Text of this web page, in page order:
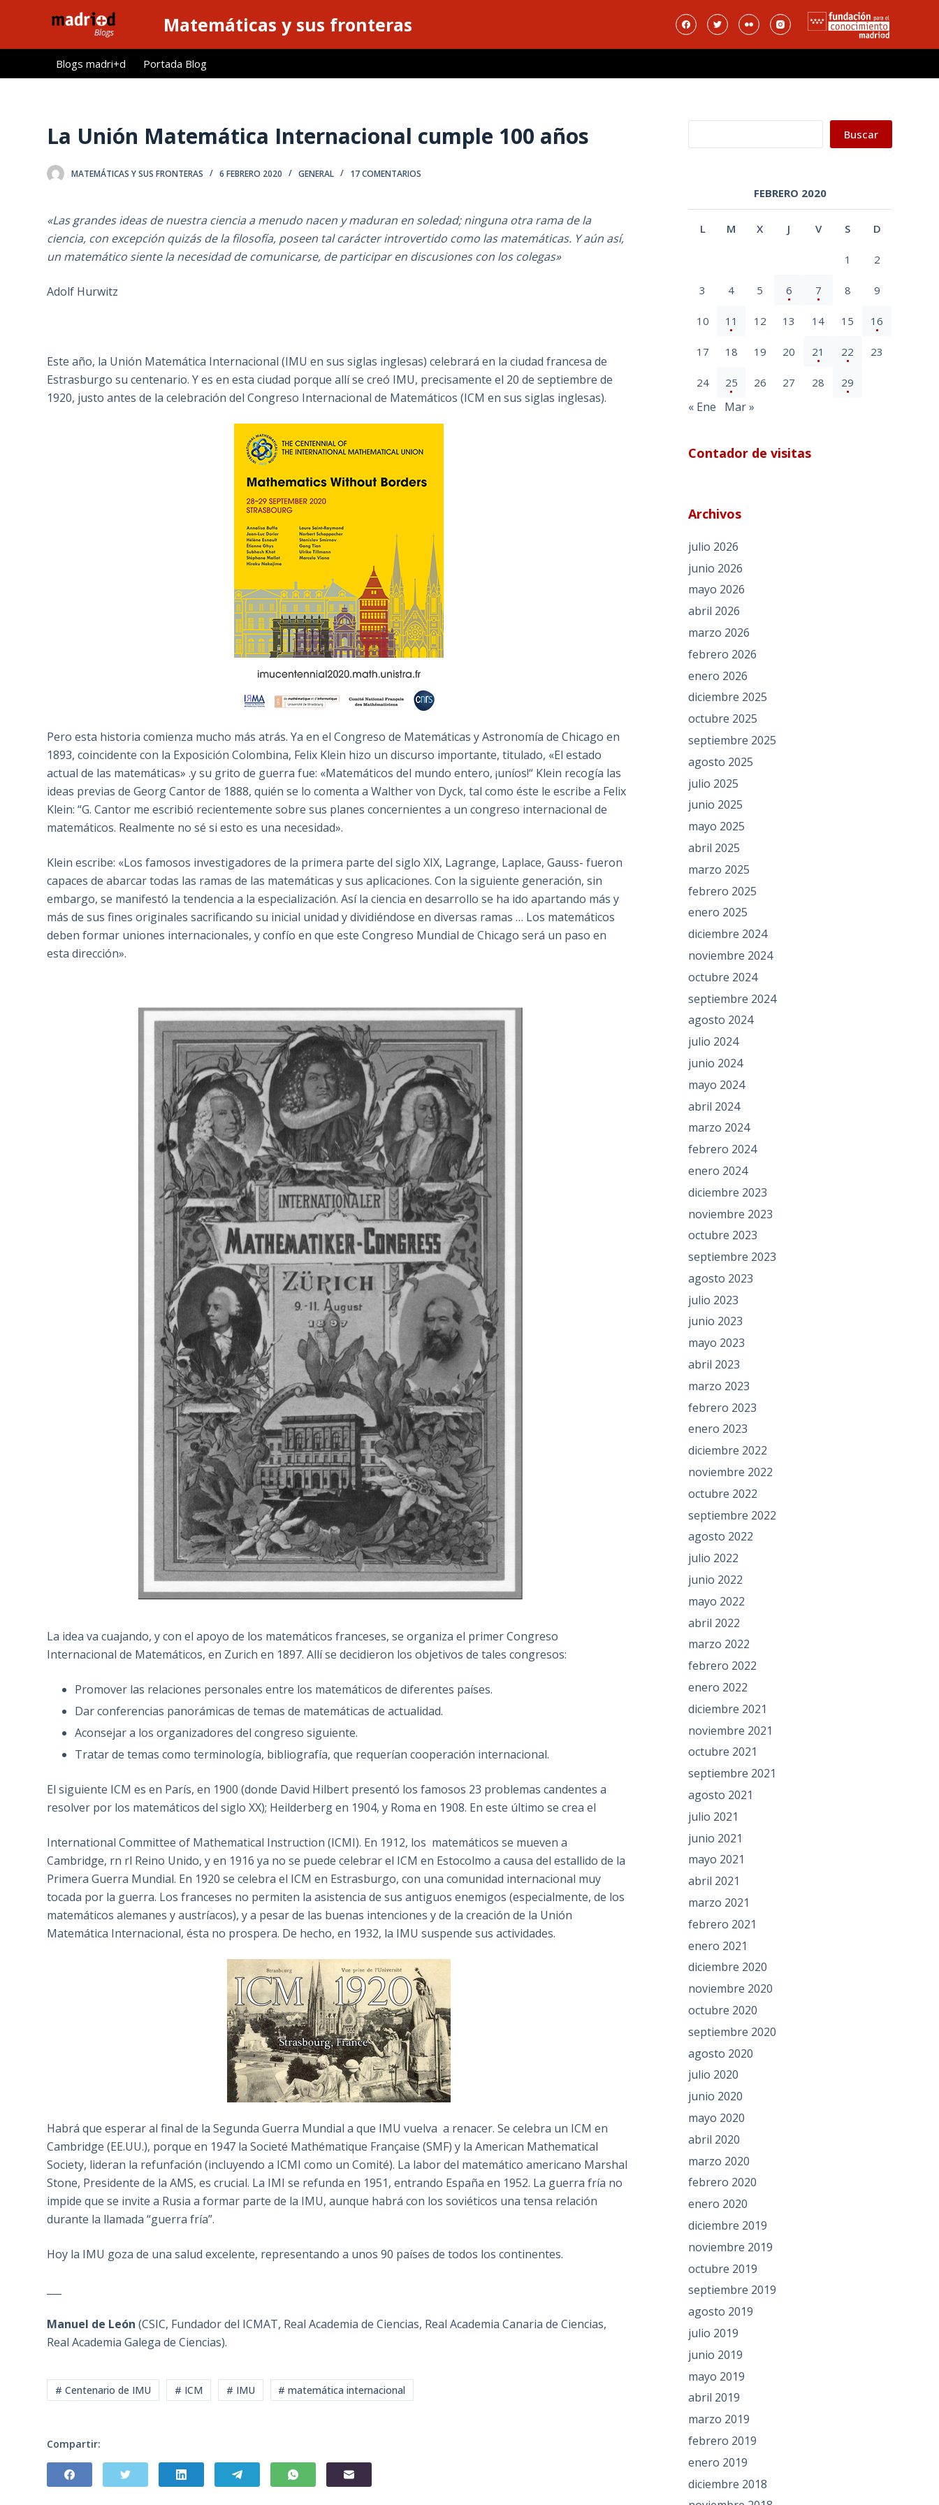
l
Matemáticas y sus fronteras
Blogs madri+d Portada Blog
La Unión Matemática Internacional cumple 100 años
MATEMÁTICAS Y SUS FRONTERAS 6 FEBRERO 2020 GENERAL 17 COMENTARIOS
«Las grandes ideas de nuestra ciencia a menudo nacen y maduran en soledad; ninguna otra rama de la
ciencia, con excepción quizás de la filosofía, poseen tal carácter introvertido como las matemáticas. Y aún así,
un matemático siente la necesidad de comunicarse, de participar en discusiones con los colegas»
Adolf Hurwitz
Este año, la Unión Matemática Internacional (IMU en sus siglas inglesas) celebrará en la ciudad francesa de
Estrasburgo su centenario. Y es en esta ciudad porque allí se creó IMU, precisamente el 20 de septiembre de
1920, justo antes de la celebración del Congreso Internacional de Matemáticos (ICM en sus siglas inglesas).
Pero esta historia comienza mucho más atrás. Ya en el Congreso de Matemáticas y Astronomía de Chicago en
1893, coincidente con la Exposición Colombina, Felix Klein hizo un discurso importante, titulado, «El estado
actual de las matemáticas» .y su grito de guerra fue: «Matemáticos del mundo entero, ¡uníos!“ Klein recogía las
ideas previas de Georg Cantor de 1888, quién se lo comenta a Walther von Dyck, tal como éste le escribe a Felix
Klein: “G. Cantor me escribió recientemente sobre sus planes concernientes a un congreso internacional de
matemáticos. Realmente no sé si esto es una necesidad».
Klein escribe: «Los famosos investigadores de la primera parte del siglo XIX, Lagrange, Laplace, Gauss- fueron
capaces de abarcar todas las ramas de las matemáticas y sus aplicaciones. Con la siguiente generación, sin
embargo, se manifestó la tendencia a la especialización. Así la ciencia en desarrollo se ha ido apartando más y
más de sus fines originales sacrificando su inicial unidad y dividiéndose en diversas ramas … Los matemáticos
deben formar uniones internacionales, y confío en que este Congreso Mundial de Chicago será un paso en
esta dirección».
La idea va cuajando, y con el apoyo de los matemáticos franceses, se organiza el primer Congreso
Internacional de Matemáticos, en Zurich en 1897. Allí se decidieron los objetivos de tales congresos:
Promover las relaciones personales entre los matemáticos de diferentes países.
Dar conferencias panorámicas de temas de matemáticas de actualidad.
Aconsejar a los organizadores del congreso siguiente.
Tratar de temas como terminología, bibliografía, que requerían cooperación internacional.
El siguiente ICM es en París, en 1900 (donde David Hilbert presentó los famosos 23 problemas candentes a
resolver por los matemáticos del siglo XX); Heilderberg en 1904, y Roma en 1908. En este último se crea el
International Committee of Mathematical Instruction (ICMI). En 1912, los matemáticos se mueven a
Cambridge, rn rl Reino Unido, y en 1916 ya no se puede celebrar el ICM en Estocolmo a causa del estallido de la
Primera Guerra Mundial. En 1920 se celebra el ICM en Estrasburgo, con una comunidad internacional muy
tocada por la guerra. Los franceses no permiten la asistencia de sus antiguos enemigos (especialmente, de los
matemáticos alemanes y austríacos), y a pesar de las buenas intenciones y de la creación de la Unión
Matemática Internacional, ésta no prospera. De hecho, en 1932, la IMU suspende sus actividades.
Habrá que esperar al final de la Segunda Guerra Mundial a que IMU vuelva a renacer. Se celebra un ICM en
Cambridge (EE.UU.), porque en 1947 la Societé Mathématique Française (SMF) y la American Mathematical
Society, lideran la refunfación (incluyendo a ICMI como un Comité). La labor del matemático americano Marshal
Stone, Presidente de la AMS, es crucial. La IMI se refunda en 1951, entrando España en 1952. La guerra fría no
impide que se invite a Rusia a formar parte de la IMU, aunque habrá con los soviéticos una tensa relación
durante la llamada “guerra fría”.
Hoy la IMU goza de una salud excelente, representando a unos 90 países de todos los continentes.
Manuel de León (CSIC, Fundador del ICMAT, Real Academia de Ciencias, Real Academia Canaria de Ciencias,
Real Academia Galega de Ciencias).
# Centenario de IMU # ICM # IMU # matemática internacional
Compartir:
Buscar
FEBRERO 2020
L M X J V S D
1 2
3 4 5 6 7 8 9
10 11 12 13 14 15 16
17 18 19 20 21 22 23
24 25 26 27 28 29
« Ene Mar »
Contador de visitas
Archivos
julio 2026
junio 2026
mayo 2026
abril 2026
marzo 2026
febrero 2026
enero 2026
diciembre 2025
octubre 2025
septiembre 2025
agosto 2025
julio 2025
junio 2025
mayo 2025
abril 2025
marzo 2025
febrero 2025
enero 2025
diciembre 2024
noviembre 2024
octubre 2024
septiembre 2024
agosto 2024
julio 2024
junio 2024
mayo 2024
abril 2024
marzo 2024
febrero 2024
enero 2024
diciembre 2023
noviembre 2023
octubre 2023
septiembre 2023
agosto 2023
julio 2023
junio 2023
mayo 2023
abril 2023
marzo 2023
febrero 2023
enero 2023
diciembre 2022
noviembre 2022
octubre 2022
septiembre 2022
agosto 2022
julio 2022
junio 2022
mayo 2022
abril 2022
marzo 2022
febrero 2022
enero 2022
diciembre 2021
noviembre 2021
octubre 2021
septiembre 2021
agosto 2021
julio 2021
junio 2021
mayo 2021
abril 2021
marzo 2021
febrero 2021
enero 2021
diciembre 2020
noviembre 2020
octubre 2020
septiembre 2020
agosto 2020
julio 2020
junio 2020
mayo 2020
abril 2020
marzo 2020
febrero 2020
enero 2020
diciembre 2019
noviembre 2019
octubre 2019
septiembre 2019
agosto 2019
julio 2019
junio 2019
mayo 2019
abril 2019
marzo 2019
febrero 2019
enero 2019
diciembre 2018